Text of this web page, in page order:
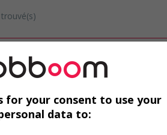
cette recherche n'a produit aucun
Veuillez faire une nouvelle recherche.
Vous pouvez en tout temps utiliser nos
ou chercher un poste selon votre profil
inscrivantcomme membre Jobboom.
for your consent to use your
data to: